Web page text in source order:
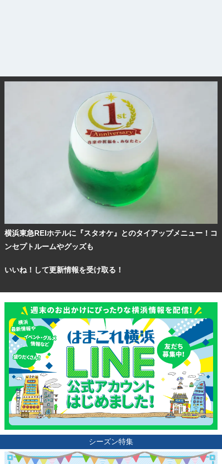
横浜東急REIホテルに『スタオケ』とのタイアップメニュー！コ
ンセプトルームやグッズも
いいね！して更新情報を受け取る！
シーズン特集
ランキング
ブログ記事
サイトについて